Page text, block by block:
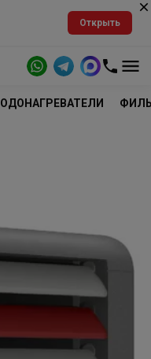
Открыть